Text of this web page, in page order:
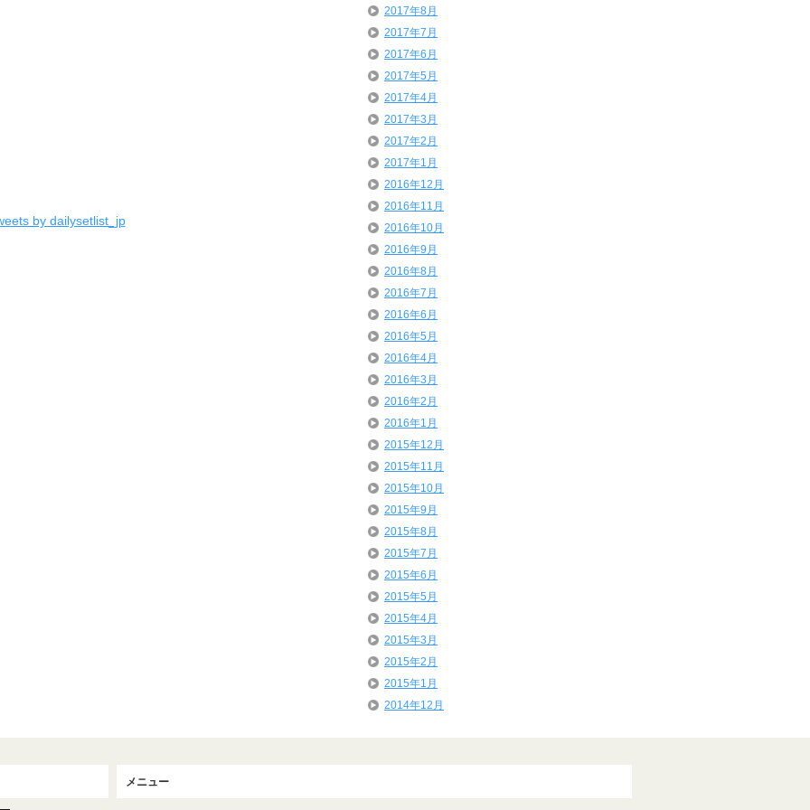
by dailysetlist_jp
2017年8月
2017年7月
2017年6月
2017年5月
2017年4月
2017年3月
2017年2月
2017年1月
2016年12月
2016年11月
2016年10月
2016年9月
2016年8月
2016年7月
2016年6月
2016年5月
2016年4月
2016年3月
2016年2月
2016年1月
2015年12月
2015年11月
2015年10月
2015年9月
2015年8月
2015年7月
2015年6月
2015年5月
2015年4月
2015年3月
2015年2月
2015年1月
2014年12月
メニュー